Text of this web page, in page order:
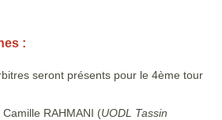
:
seront présents pour le 4ème tour
Camille RAHMANI (UODL Tassin